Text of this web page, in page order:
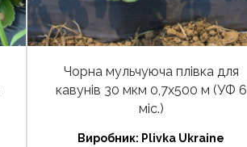
Чорна мульчуюча плівка для
кавунів 30 мкм 0,7х500 м (УФ 6
міс.)
Виробник: Plivka Ukraine